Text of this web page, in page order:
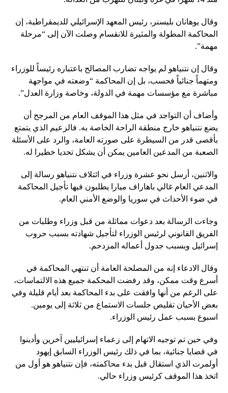
وقال يوهانان بليسنر، رئيس المعهد الإسرائيلي للديمقراطية، إن
المحاكمة المطولة والمثيرة للانقسام وصلت الآن إلى “مرحلة
مهمة”.
وقال إن نتنياهو لم يواجه تضارب المصالح باعتباره رئيساً للوزراء
ومتهماً جنائياً فحسب، بل إن المحاكمة “وضعته في مواجهة
مباشرة مع مؤسسات مهمة في الدولة، وخاصة وزارة العدل”.
وأضاف أن التواجد في مثل هذا الموقف العام من المرجح أن
يضع نتنياهو خارج منطقة الراحة الخاصة به. فالزعيم الذي يتمتع
بأقصى قدر من السيطرة على صورته العامة، والرد على الأسئلة
الصعبة من المدعين العامين يمكن أن يشكل تحديا خطيرا له.
والاثنين، أرسل نحو عشرة وزراء في ائتلاف نتنياهو رسالة إلى
المدعي العام غالي باهاراف ميارا يطلبون فيها تأجيل المحاكمة
في ضوء الأحداث في سوريا والوضع الأمني ​​العام.
وجاءت الرسالة بعد دعوات مماثلة من قبل وزراء وطلبات من
الفريق القانوني لرئيس الوزراء لتأجيل شهادته بسبب حروب
إسرائيل وبسبب جدول أعماله المزدحم.
وقال الادعاء إنه من المصلحة العامة أن تنتهي المحاكمة في
أسرع وقت ممكن، وقد رفضت المحكمة جميع هذه الالتماسات،
على الرغم من أنها وافقت على بدء المحاكمة بعد أيام قليلة وفي
بعض الأحيان تقليص جلسات الاستماع من ثلاثة إلى يومين.
اسبوع بسبب عمل رئيس الوزراء.
وفي حين تم توجيه الاتهام إلى زعماء إسرائيليين آخرين وأدينوا
في قضايا جنائية، بما في ذلك رئيس الوزراء السابق إيهود
أولمرت الذي استقال قبل بدء محاكمته، فإن نتنياهو هو أول من
اتخذ هذا الموقف كرئيس وزراء حالي.